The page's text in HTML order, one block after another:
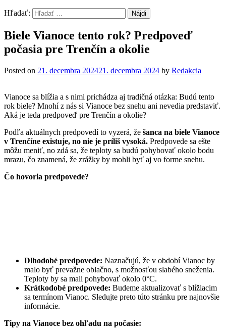
Hľadať:
Biele Vianoce tento rok? Predpoveď
počasia pre Trenčín a okolie
Posted on 21. decembra 202421. decembra 2024 by Redakcia
Vianoce sa blížia a s nimi prichádza aj tradičná otázka: Budú tento
rok biele? Mnohí z nás si Vianoce bez snehu ani nevedia predstaviť.
Aká je teda predpoveď pre Trenčín a okolie?
Podľa aktuálnych predpovedí to vyzerá, že šanca na biele Vianoce
v Trenčíne existuje, no nie je príliš vysoká. Predpovede sa ešte
môžu meniť, no zdá sa, že teploty sa budú pohybovať okolo bodu
mrazu, čo znamená, že zrážky by mohli byť aj vo forme snehu.
Čo hovoria predpovede?
Dlhodobé predpovede: Naznačujú, že v období Vianoc by
malo byť prevažne oblačno, s možnosťou slabého sneženia.
Teploty by sa mali pohybovať okolo 0°C.
Krátkodobé predpovede: Budeme aktualizovať s blížiacim
sa termínom Vianoc. Sledujte preto túto stránku pre najnovšie
informácie.
Tipy na Vianoce bez ohľadu na počasie: